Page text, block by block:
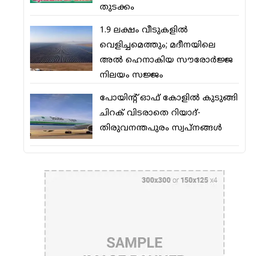
തുടക്കം
1.9 ലക്ഷം വീടുകളില്‍
വെളിച്ചമെത്തും; മദീനയിലെ
അല്‍ ഹെനാകിയ സൗരോര്‍ജ്ജ
നിലയം സജ്ജം
പോയിന്റ് ഓഫ് കോളില്‍ കുടുങ്ങി
ചിറക് വിടരാതെ റിയാദ്-
തിരുവനന്തപുരം സ്വപ്നങ്ങള്‍